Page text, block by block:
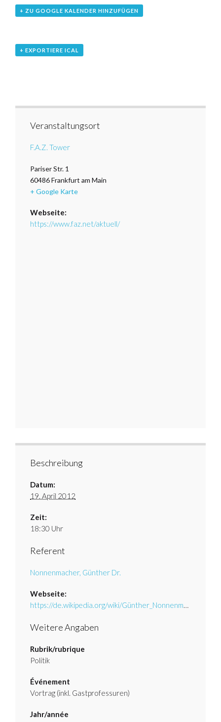
+ ZU GOOGLE KALENDER HINZUFÜGEN
+ EXPORTIERE ICAL
Veranstaltungsort
F.A.Z. Tower
Pariser Str. 1
60486Frankfurt am Main
+ Google Karte
Webseite:
https://www.faz.net/aktuell/
Beschreibung
Datum:
19. April 2012
Zeit:
18:30 Uhr
Referent
Nonnenmacher, Günther Dr.
Webseite:
https://de.wikipedia.org/wiki/Günther_Nonnenmacher
Weitere Angaben
Rubrik/rubrique
Politik
Événement
Vortrag (inkl. Gastprofessuren)
Jahr/année